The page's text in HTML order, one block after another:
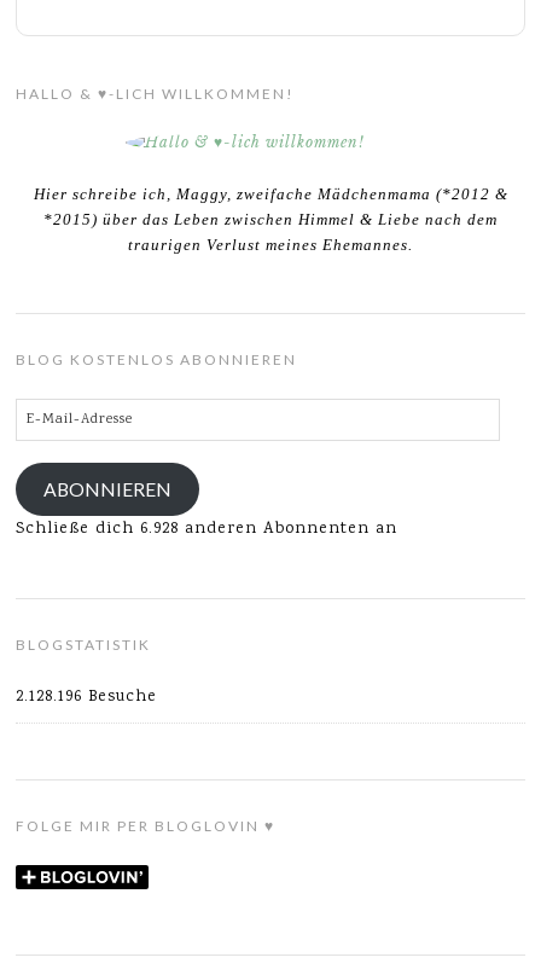
HALLO & ♥-LICH WILLKOMMEN!
Hier schreibe ich, Maggy, zweifache Mädchenmama (*2012 &
*2015) über das Leben zwischen Himmel & Liebe nach dem
traurigen Verlust meines Ehemannes.
BLOG KOSTENLOS ABONNIEREN
E-
Mail-
Adresse
ABONNIEREN
Schließe dich 6.928 anderen Abonnenten an
BLOGSTATISTIK
2.128.196 Besuche
FOLGE MIR PER BLOGLOVIN ♥